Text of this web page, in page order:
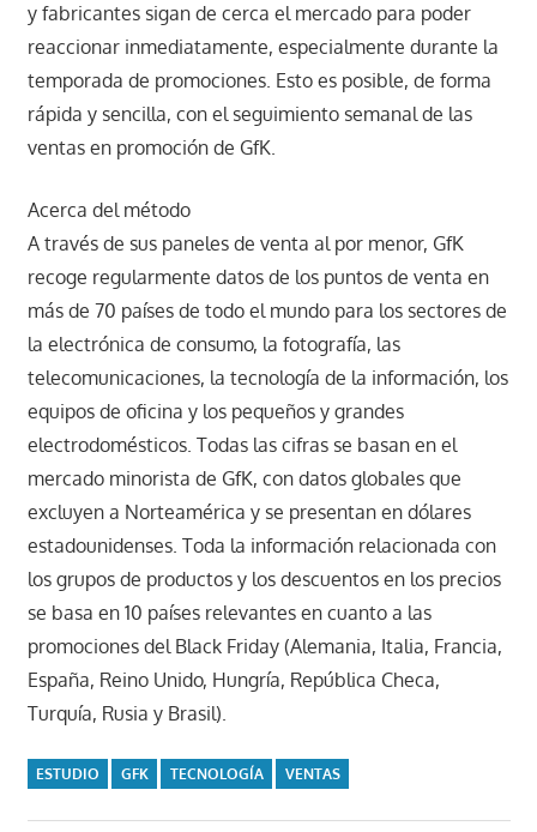
y fabricantes sigan de cerca el mercado para poder
reaccionar inmediatamente, especialmente durante la
temporada de promociones. Esto es posible, de forma
rápida y sencilla, con el seguimiento semanal de las
ventas en promoción de GfK.
Acerca del método
A través de sus paneles de venta al por menor, GfK
recoge regularmente datos de los puntos de venta en
más de 70 países de todo el mundo para los sectores de
la electrónica de consumo, la fotografía, las
telecomunicaciones, la tecnología de la información, los
equipos de oficina y los pequeños y grandes
electrodomésticos. Todas las cifras se basan en el
mercado minorista de GfK, con datos globales que
excluyen a Norteamérica y se presentan en dólares
estadounidenses. Toda la información relacionada con
los grupos de productos y los descuentos en los precios
se basa en 10 países relevantes en cuanto a las
promociones del Black Friday (Alemania, Italia, Francia,
España, Reino Unido, Hungría, República Checa,
Turquía, Rusia y Brasil).
ESTUDIO GFK TECNOLOGÍA VENTAS